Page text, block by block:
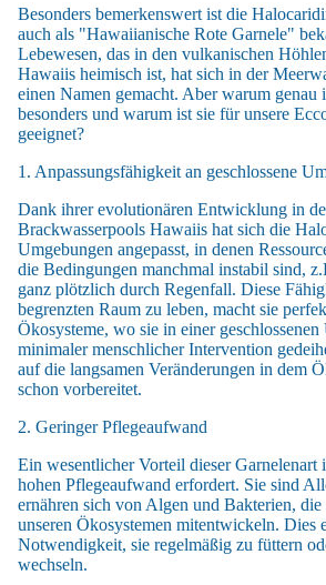
Besonders bemerkenswert ist die
auch als "Hawaiianische Rote Garnele"
Lebewesen, das in den vulkanischen
Hawaiis heimisch ist, hat sich in der
einen Namen gemacht. Aber warum genau
besonders und warum ist sie für unsere
geeignet?
1. Anpassungsfähigkeit an geschlossene
Dank ihrer evolutionären Entwicklung in
Brackwasserpools Hawaiis hat sich die
Umgebungen angepasst, in denen
die Bedingungen manchmal instabil sind,
ganz plötzlich durch Regenfall. Diese
begrenzten Raum zu leben, macht sie
Ökosysteme, wo sie in einer
minimaler menschlicher Intervention
auf die langsamen Veränderungen in dem
schon vorbereitet.
2. Geringer Pflegeaufwand
Ein wesentlicher Vorteil dieser Garnelenart
hohen Pflegeaufwand erfordert. Sie sind
ernähren sich von Algen und Bakterien,
unseren Ökosystemen mitentwickeln. Dies
Notwendigkeit, sie regelmäßig zu füttern
wechseln.